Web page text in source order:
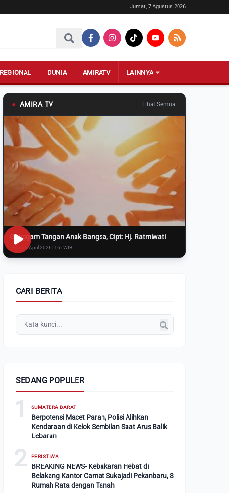
Jumat, 7 Agustus 2026
REGIONAL DUNIA AMIRATV LAINNYA
● AMIRA TV Lihat Semua
Genggam Tangan Anak Bangsa, Cipt: Hj. Ratmiwati
Rabu, 8 April 2026 | 16:i WIB
CARI BERITA
SEDANG POPULER
1 SUMATERA BARAT
Berpotensi Macet Parah, Polisi Alihkan
Kendaraan di Kelok Sembilan Saat Arus Balik
Lebaran
2 PERISTIWA
BREAKING NEWS- Kebakaran Hebat di
Belakang Kantor Camat Sukajadi Pekanbaru, 8
Rumah Rata dengan Tanah